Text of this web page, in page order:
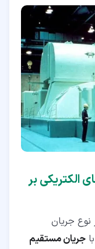
الکتریکی بر
نوع جریان
جریان مستقیم